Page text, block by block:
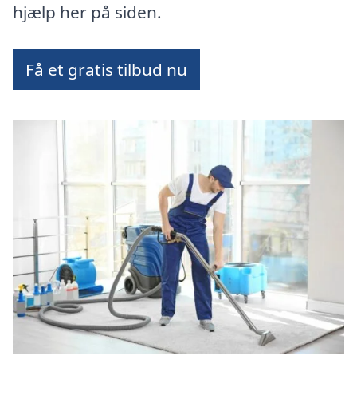
hjælp her på siden.
Få et gratis tilbud nu